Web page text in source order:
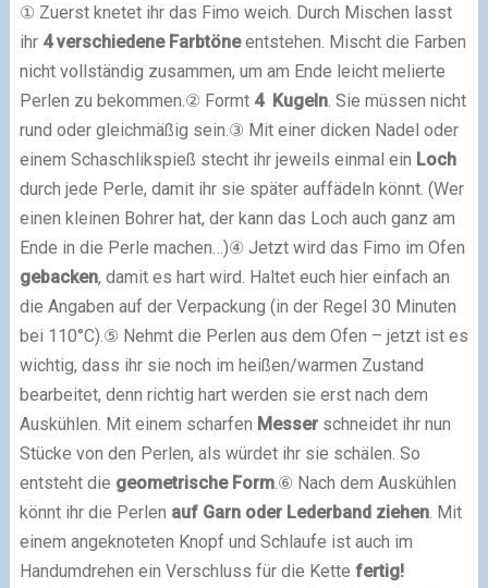
① Zuerst knetet ihr das Fimo weich. Durch Mischen lasst
ihr 4 verschiedene Farbtöneentstehen. Mischt die Farben
nicht vollständig zusammen, um am Ende leicht melierte
Perlen zu bekommen.② Formt 4 Kugeln. Sie müssen nicht
rund oder gleichmäßig sein.③ Mit einer dicken Nadel oder
einem Schaschlikspieß stecht ihr jeweils einmal ein Loch
durch jede Perle, damit ihr sie später auffädeln könnt. (Wer
einen kleinen Bohrer hat, der kann das Loch auch ganz am
Ende in die Perle machen…)④ Jetzt wird das Fimo im Ofen
gebacken, damit es hart wird. Haltet euch hier einfach an
die Angaben auf der Verpackung (in der Regel 30 Minuten
bei 110°C).⑤ Nehmt die Perlen aus dem Ofen – jetzt ist es
wichtig, dass ihr sie noch im heißen/warmen Zustand
bearbeitet, denn richtig hart werden sie erst nach dem
Auskühlen. Mit einem scharfen Messerschneidet ihr nun
Stücke von den Perlen, als würdet ihr sie schälen. So
entsteht die geometrische Form.⑥ Nach dem Auskühlen
könnt ihr die Perlen auf Garn oder Lederband ziehen. Mit
einem angeknoteten Knopf und Schlaufe ist auch im
Handumdrehen ein Verschluss für die Kette fertig!